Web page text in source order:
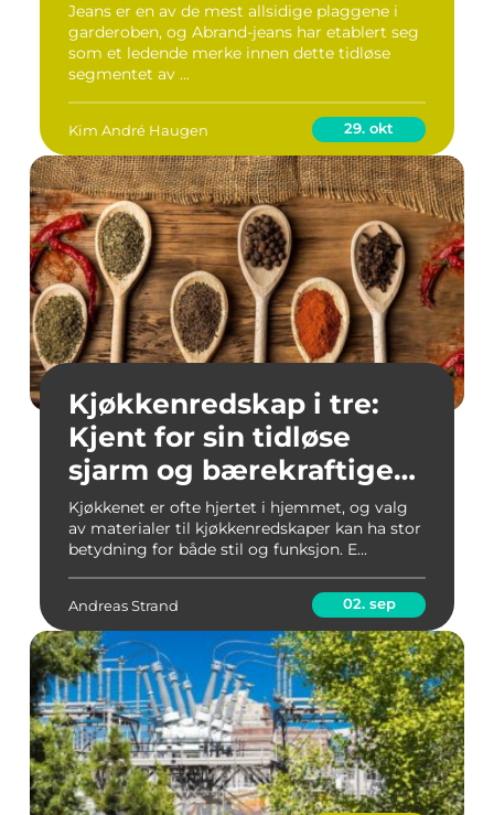
Jeans er en av de mest allsidige plaggene i
garderoben, og Abrand-jeans har etablert seg
som et ledende merke innen dette tidløse
segmentet av ...
Kim André Haugen 29. okt
Kjøkkenredskap i tre:
Kjent for sin tidløse
sjarm og bærekraftige
profil
Kjøkkenet er ofte hjertet i hjemmet, og valg
av materialer til kjøkkenredskaper kan ha stor
betydning for både stil og funksjon. E...
Andreas Strand 02. sep